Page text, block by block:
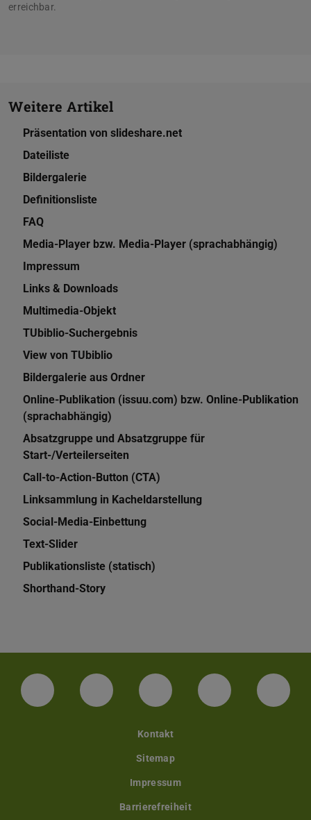
erreichbar.
Weitere Artikel
Präsentation von slideshare.net
Dateiliste
Bildergalerie
Definitionsliste
FAQ
Media-Player bzw. Media-Player (sprachabhängig)
Impressum
Links & Downloads
Multimedia-Objekt
TUbiblio-Suchergebnis
View von TUbiblio
Bildergalerie aus Ordner
Online-Publikation (issuu.com) bzw. Online-Publikation
(sprachabhängig)
Absatzgruppe und Absatzgruppe für
Start-/Verteilerseiten
Call-to-Action-Button (CTA)
Linksammlung in Kacheldarstellung
Social-Media-Einbettung
Text-Slider
Publikationsliste (statisch)
Shorthand-Story
LinkedIn-Seite der TU Darmstadt
Instagram-Kanal der TU
Bluesky-Kanal der TU
Facebook-
Kontakt
Sitemap
Impressum
Barrierefreiheit